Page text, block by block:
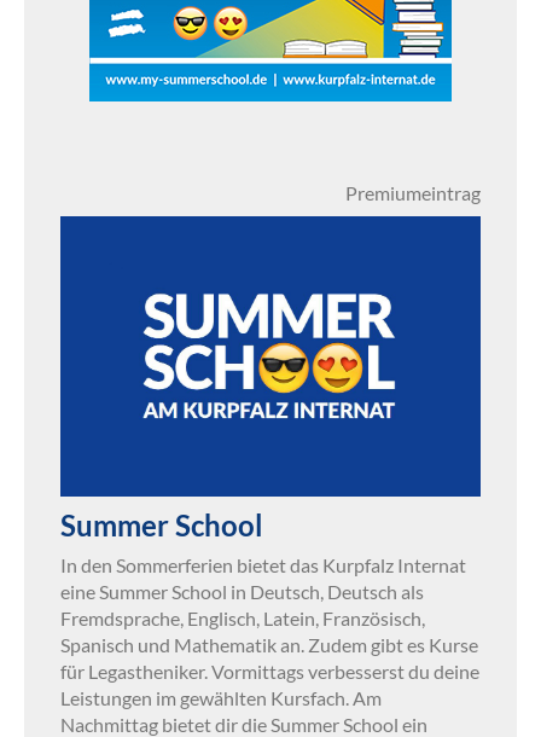
Premiumeintrag
Summer School
In den Sommerferien bietet das Kurpfalz Internat
eine Summer School in Deutsch, Deutsch als
Fremdsprache, Englisch, Latein, Französisch,
Spanisch und Mathematik an. Zudem gibt es Kurse
für Legastheniker. Vormittags verbesserst du deine
Leistungen im gewählten Kursfach. Am
Nachmittag bietet dir die Summer School ein